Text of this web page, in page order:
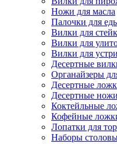
Ножи для масла
Палочки для
Вилки для
Вилки для
Вилки для
Десертные
Органайзеры
Десертные
Десертные ножи
Коктейльные
Кофейные
Лопатки для
Наборы